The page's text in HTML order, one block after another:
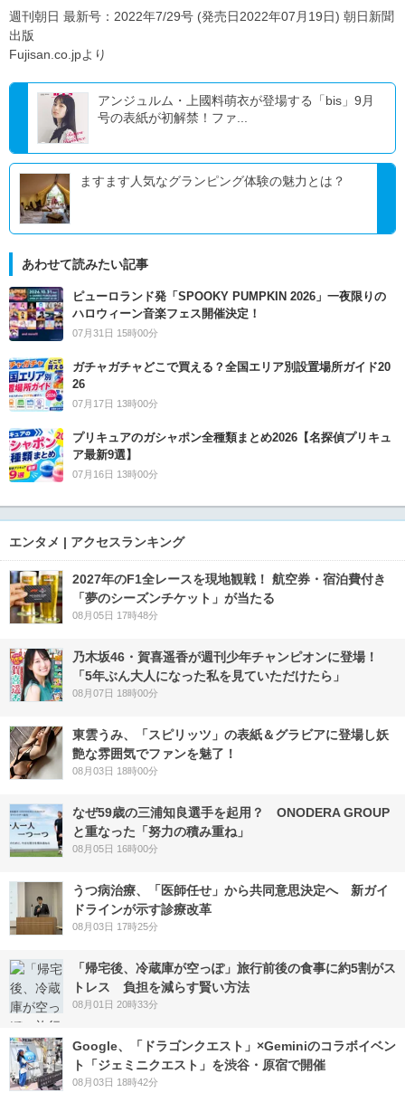
週刊朝日 最新号：2022年7/29号 (発売日2022年07月19日) 朝日新聞
出版
Fujisan.co.jpより
アンジュルム・上國料萌衣が登場する「bis」9月
号の表紙が初解禁！ファ...
ますます人気なグランピング体験の魅力とは？
あわせて読みたい記事
ピューロランド発「SPOOKY PUMPKIN 2026」一夜限りの
ハロウィーン音楽フェス開催決定！
07月31日 15時00分
ガチャガチャどこで買える？全国エリア別設置場所ガイド20
26
07月17日 13時00分
プリキュアのガシャポン全種類まとめ2026【名探偵プリキュ
ア最新9選】
07月16日 13時00分
エンタメ | アクセスランキング
2027年のF1全レースを現地観戦！ 航空券・宿泊費付き
「夢のシーズンチケット」が当たる
08月05日 17時48分
乃木坂46・賀喜遥香が週刊少年チャンピオンに登場！
「5年ぶん大人になった私を見ていただけたら」
08月07日 18時00分
東雲うみ、「スピリッツ」の表紙＆グラビアに登場し妖
艶な雰囲気でファンを魅了！
08月03日 18時00分
なぜ59歳の三浦知良選手を起用？ ONODERA GROUP
と重なった「努力の積み重ね」
08月05日 16時00分
うつ病治療、「医師任せ」から共同意思決定へ 新ガイ
ドラインが示す診療改革
08月03日 17時25分
「帰宅後、冷蔵庫が空っぽ」旅行前後の食事に約5割がス
トレス 負担を減らす賢い方法
08月01日 20時33分
Google、「ドラゴンクエスト」×Geminiのコラボイベン
ト「ジェミニクエスト」を渋谷・原宿で開催
08月03日 18時42分